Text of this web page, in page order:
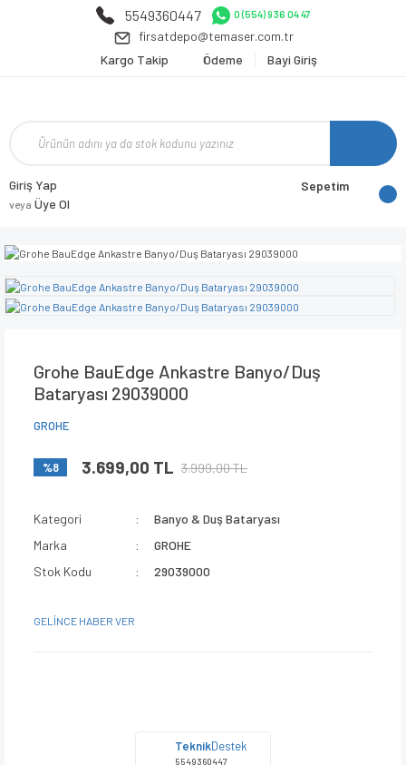
5549360447 0 (554) 936 04 47
firsatdepo@temaser.com.tr
Kargo Takip
Ödeme Bayi Giriş
Giriş Yap
veya Üye Ol
Sepetim
Grohe BauEdge Ankastre Banyo/Duş
Bataryası 29039000
GROHE
%8 3.699,00 TL 3.999,00 TL
Kategori
Banyo & Duş Bataryası
Marka
GROHE
Stok Kodu
29039000
GELİNCE HABER VER
TeknikDestek
5549360447